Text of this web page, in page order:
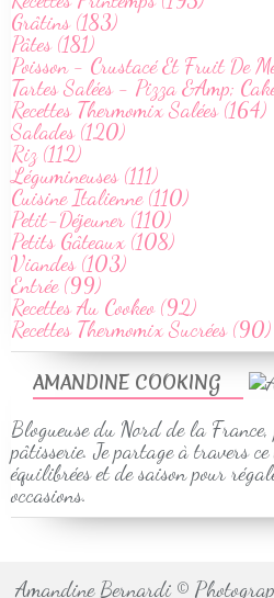
AMANDINE COOKING
Blogueuse du Nord de la France,
pâtisserie. Je partage à travers ce
équilibrées et de saison pour
occasions.
Grâtins (183)
Pâtes (181)
Poisson - Crustacé Et Fruit De
Tartes Salées - Pizza &Amp;
Recettes Thermomix Salées (164)
Salades (120)
Riz (112)
Légumineuses (111)
Cuisine Italienne (110)
Petit-Déjeuner (110)
Petits Gâteaux (108)
Viandes (103)
Entrée (99)
Recettes Au Cookeo (92)
Recettes Thermomix Sucrées (90)
Amandine Bernardi ©